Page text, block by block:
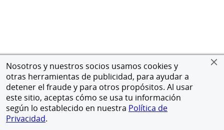
Nosotros y nuestros socios usamos cookies y
otras herramientas de publicidad, para ayudar a
detener el fraude y para otros propósitos. Al usar
este sitio, aceptas cómo se usa tu información
según lo establecido en nuestra Política de
Privacidad.